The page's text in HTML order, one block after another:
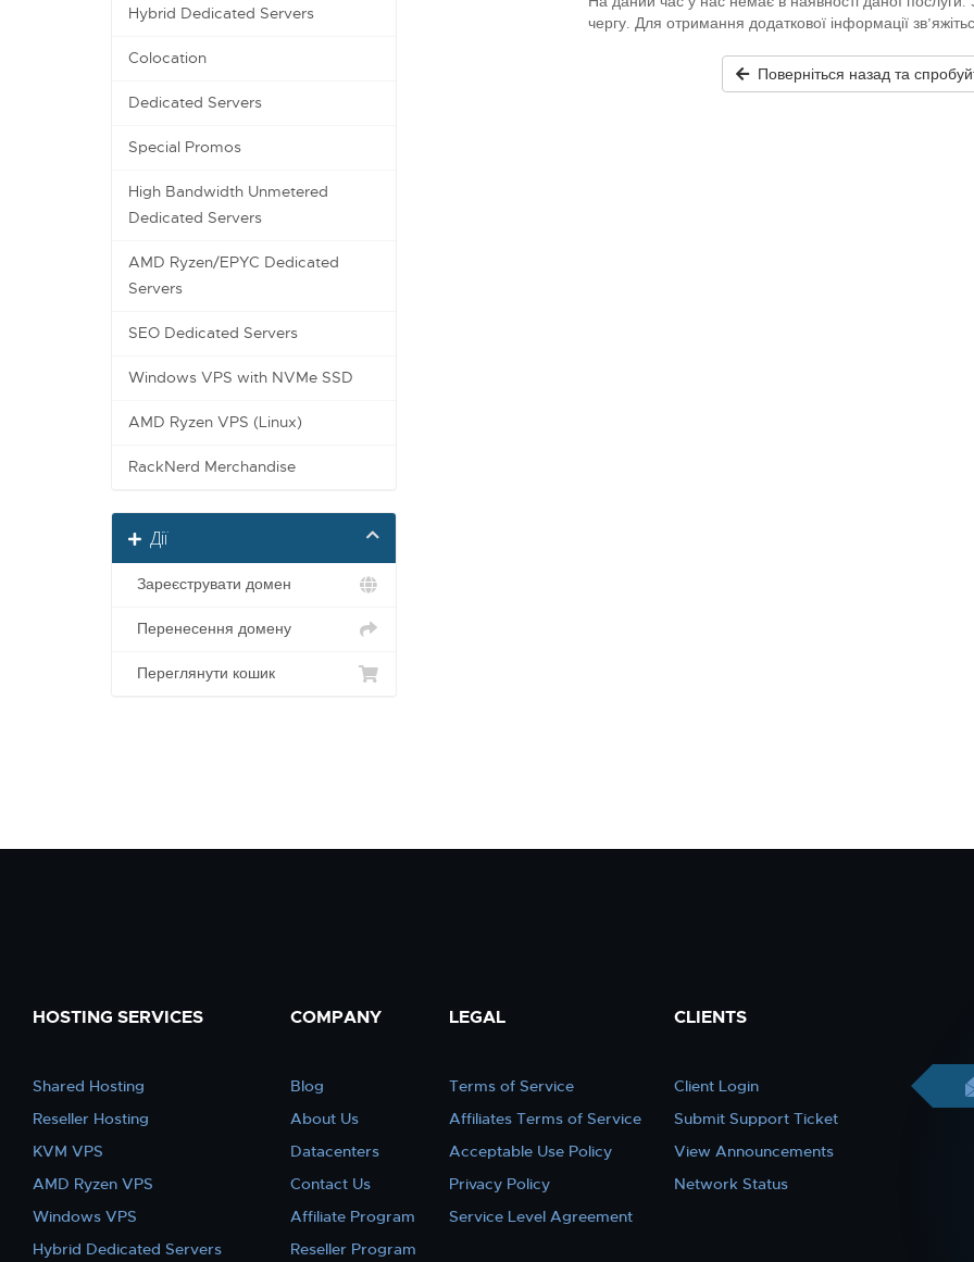
Hybrid Dedicated Servers
Colocation
Dedicated Servers
Special Promos
High Bandwidth Unmetered
Dedicated Servers
AMD Ryzen/EPYC Dedicated
Servers
SEO Dedicated Servers
Windows VPS with NVMe SSD
AMD Ryzen VPS (Linux)
RackNerd Merchandise
Дії
Зареєструвати домен
Перенесення домену
Переглянути кошик
чергу. Для отримання додаткової інформації
Поверніться назад та
HOSTING SERVICES
Shared Hosting
Reseller Hosting
KVM VPS
AMD Ryzen VPS
Windows VPS
Hybrid Dedicated Servers
COMPANY
Blog
About Us
Datacenters
Contact Us
Affiliate Program
Reseller Program
LEGAL
Terms of Service
Affiliates Terms of Service
Acceptable Use Policy
Privacy Policy
Service Level Agreement
CLIENTS
Client Login
Submit Support Ticket
View Announcements
Network Status